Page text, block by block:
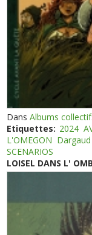
DansAlbums
Etiquettes: 2024
L'OMEGON Dargaud
SCENARIOS
LOISEL DANS L'